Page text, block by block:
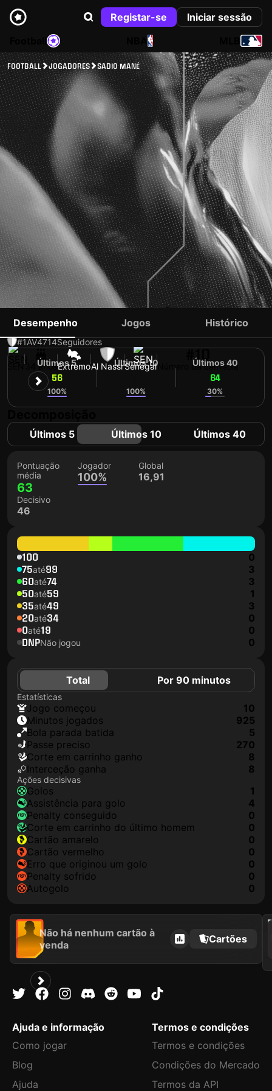
Registar-se
Iniciar sessão
NBA
FOOTBALL JOGADORES SADIO MANÉ
SADIO MANÉ
#1AV4714Seguidores
34 anosExtremoAl NassrSenegal
#10
Número da camisola
Desempenho Jogos Histórico
Últimos 5
56
100%
Últimos 10
100%
Últimos 40
64
30%
Últimos 5 Últimos 10 Últimos 40
Pontuação
média
63
Jogador
100%
Global
16,91
Decisivo
46
100 0
75até99 3
60até74 3
50até59 1
35até49 3
20até34 0
0até19 0
DNPNão jogou 0
Total Por 90 minutos
Estatísticas
jogo começou
10
minutos jogados
925
Bola parada batida
5
passe preciso
270
corte em carrinho ganho
8
interceção ganha
8
Ações decisivas
golos
1
assistência para golo
4
penalty conseguido
0
corte em carrinho do último homem
0
cartão amarelo
0
cartão vermelho
0
erro que originou um golo
0
penalty sofrido
0
autogolo
0
Não há nenhum cartão à
venda
Cartões
2020
Ajuda e informação
Como jogar
Blog
Ajuda
Termos e condições
Termos e condições
Condições do Mercado
Termos da API